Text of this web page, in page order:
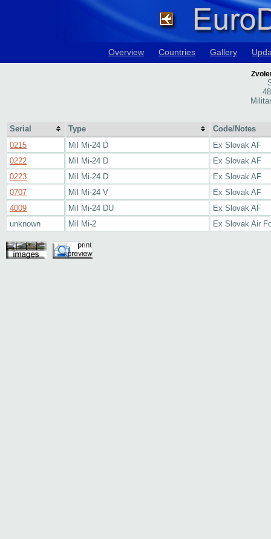
Overview Countries Gallery
Serial Type
Code/Notes
0215
Mil Mi-24 D
Ex Slovak AF
0222
Mil Mi-24 D
Ex Slovak AF
0223
Mil Mi-24 D
Ex Slovak AF
0707
Mil Mi-24 V
Ex Slovak AF
4009
Mil Mi-24 DU
Ex Slovak AF
unknown
Mil Mi-2 Ex Slovak Air